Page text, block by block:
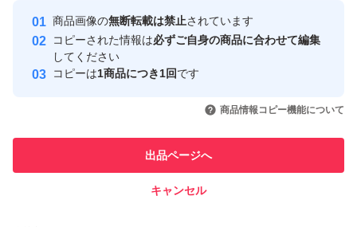
安心取引出品者
心・安全なユーザーです
取引実績
引を完了させた実績があります
での取引実績があります
商品画像の無断転載は禁止されています
コピーされた情報は必ずご自身の商品に合わせて編集
してください
コピーは1商品につき1回です
商品情報コピー機能について
出品ページへ
キャンセル
他のブランドから探す
Kanebo MAQuillAGE SHISEIDO SOFINA MENARD